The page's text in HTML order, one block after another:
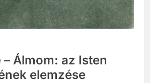
Álmom: az Isten
elemzése